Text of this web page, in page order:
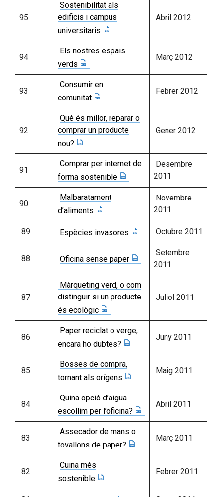
95
Sostenibilitat als
edificis i campus
universitaris
Abril 2012
94
Els nostres espais
verds
Març 2012
93
Consumir en
comunitat
Febrer 2012
92
Què és millor, reparar o
comprar un producte
nou?
Gener 2012
91
Comprar per internet de
forma sostenible
Desembre
2011
90
Malbaratament
d’aliments
Novembre
2011
89 Espècies invasores Octubre 2011
88 Oficina sense paper
Setembre
2011
87
Màrqueting verd, o com
distinguir si un producte
és ecològic
Juliol 2011
86
Paper reciclat o verge,
encara ho dubtes?
Juny 2011
85
Bosses de compra,
tornant als orígens
Maig 2011
84
Quina opció d’aigua
escollim per l’oficina?
Abril 2011
83
Assecador de mans o
tovallons de paper?
Març 2011
82
Cuina més
sostenible
Febrer 2011